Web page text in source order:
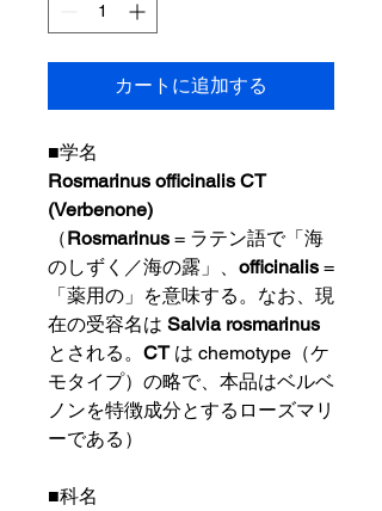
カートに追加する
■学名
Rosmarinus officinalis CT
(Verbenone)
（Rosmarinus = ラテン語で「海
のしずく／海の露」、 officinalis =
「薬用の」を意味する。なお、現
在の受容名は Salvia rosmarinus
とされる。 CTは chemotype（ケ
モタイプ）の略で、本品はベルベ
ノンを特徴成分とするローズマリ
ーである）
■科名